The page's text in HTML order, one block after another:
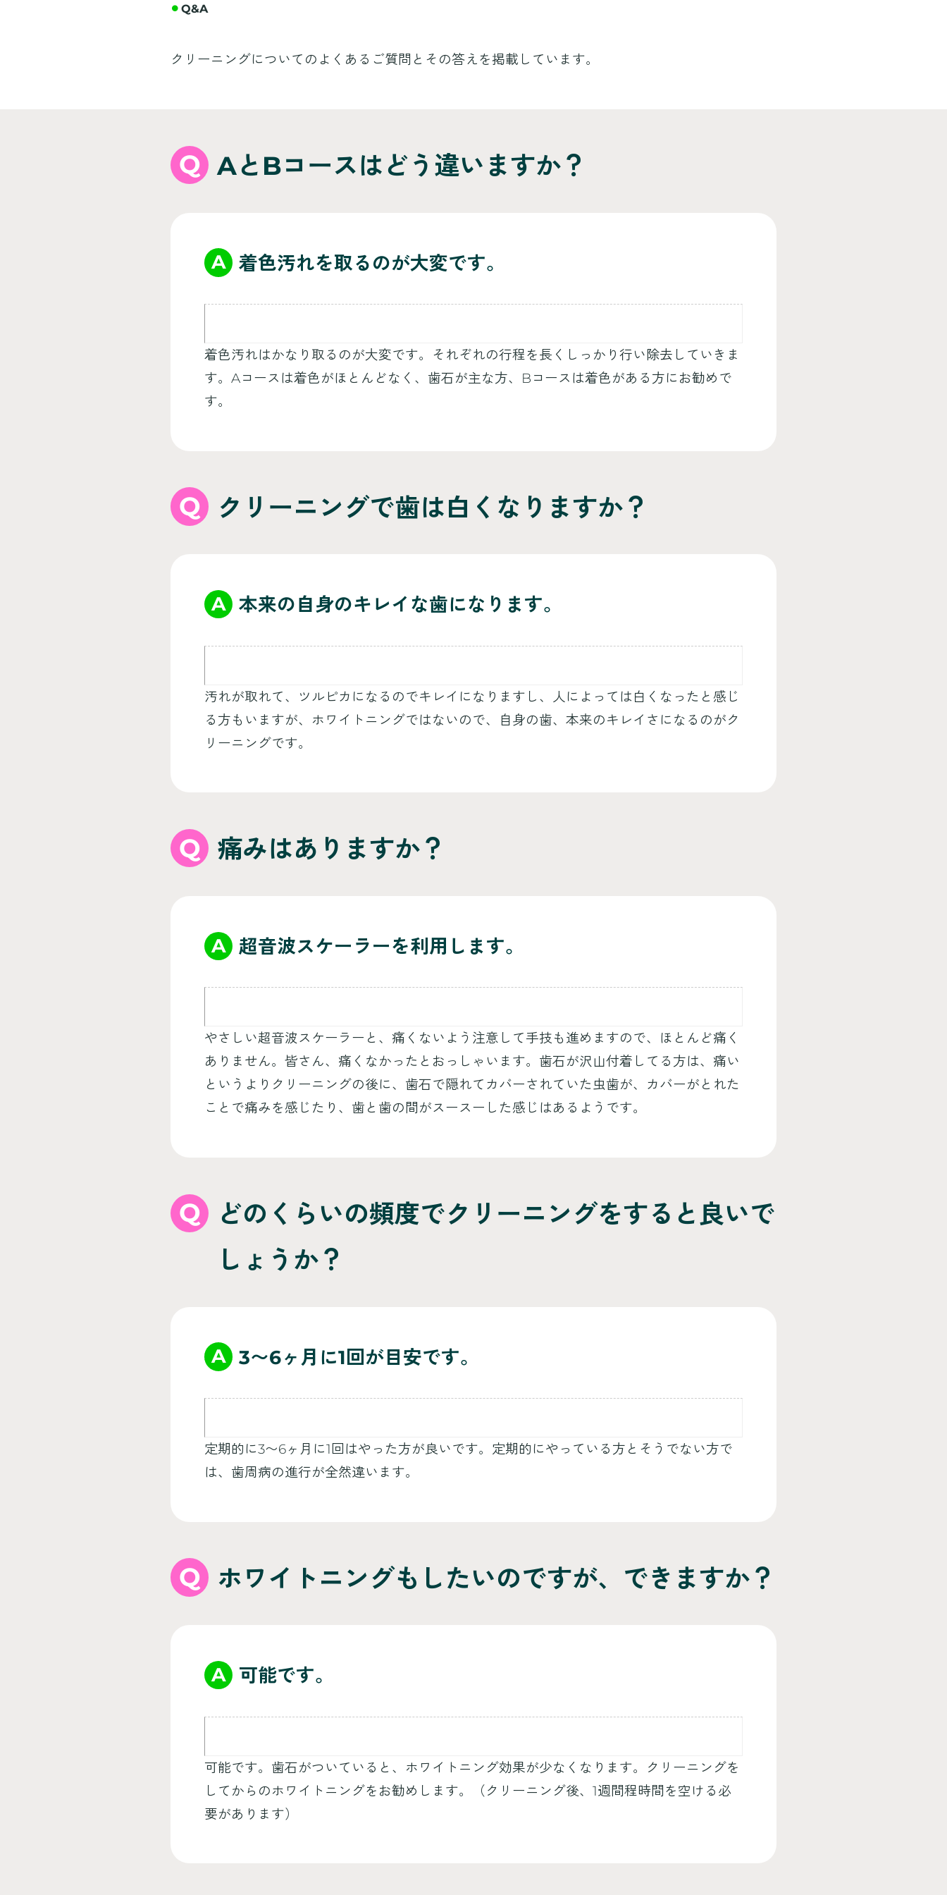
Q&A
クリーニングについてのよくあるご質問とその答えを掲載しています。
Q AとBコースはどう違いますか？
A 着色汚れを取るのが大変です。
着色汚れはかなり取るのが大変です。それぞれの行程を長くしっかり行い除去していきま
す。Aコースは着色がほとんどなく、歯石が主な方、Bコースは着色がある方にお勧めで
す。
Q クリーニングで歯は白くなりますか？
A 本来の自身のキレイな歯になります。
汚れが取れて、ツルピカになるのでキレイになりますし、人によっては白くなったと感じ
る方もいますが、ホワイトニングではないので、自身の歯、本来のキレイさになるのがク
リーニングです。
Q 痛みはありますか？
A 超音波スケーラーを利用します。
やさしい超音波スケーラーと、痛くないよう注意して手技も進めますので、ほとんど痛く
ありません。皆さん、痛くなかったとおっしゃいます。歯石が沢山付着してる方は、痛い
というよりクリーニングの後に、歯石で隠れてカバーされていた虫歯が、カバーがとれた
ことで痛みを感じたり、歯と歯の間がスースーした感じはあるようです。
Q
どのくらいの頻度でクリーニングをすると良いで
しょうか？
A 3〜6ヶ月に1回が目安です。
定期的に3〜6ヶ月に1回はやった方が良いです。定期的にやっている方とそうでない方で
は、歯周病の進行が全然違います。
Q ホワイトニングもしたいのですが、できますか？
A 可能です。
可能です。歯石がついていると、ホワイトニング効果が少なくなります。クリーニングを
してからのホワイトニングをお勧めします。（クリーニング後、1週間程時間を空ける必
要があります）